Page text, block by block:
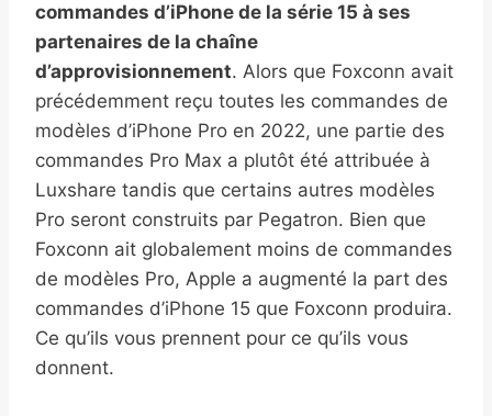
commandes d’iPhone de la série 15 à ses
partenaires de la chaîne
d’approvisionnement. Alors que Foxconn avait
précédemment reçu toutes les commandes de
modèles d’iPhone Pro en 2022, une partie des
commandes Pro Max a plutôt été attribuée à
Luxshare tandis que certains autres modèles
Pro seront construits par Pegatron. Bien que
Foxconn ait globalement moins de commandes
de modèles Pro, Apple a augmenté la part des
commandes d’iPhone 15 que Foxconn produira.
Ce qu’ils vous prennent pour ce qu’ils vous
donnent.